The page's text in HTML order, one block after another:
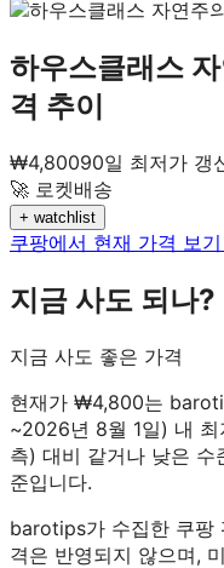
하우스클래스
격 추이
₩4,80090일 최저가 갱
🚀 로켓배송
+ watchlist
쿠팡에서 현재 가격 보
지금 사도 되나?
지금 사도 좋은 가격
현재가 ₩4,800는
~2026년 8월 1일) 내
측) 대비 같거나 낮은
준입니다.
barotips가 수집한 쿠팡
격은 반영되지 않으며,